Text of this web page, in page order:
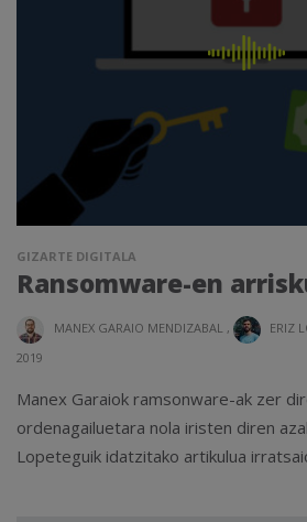
GIZARTE DIGITALA
Ransomware-en
MANEX GARAIO MENDIZABAL , ERIZ
2019
Manex Garaiok ramsonware-ak zer
ordenagailuetara nola iristen diren
Lopeteguik idatzitako artikulua